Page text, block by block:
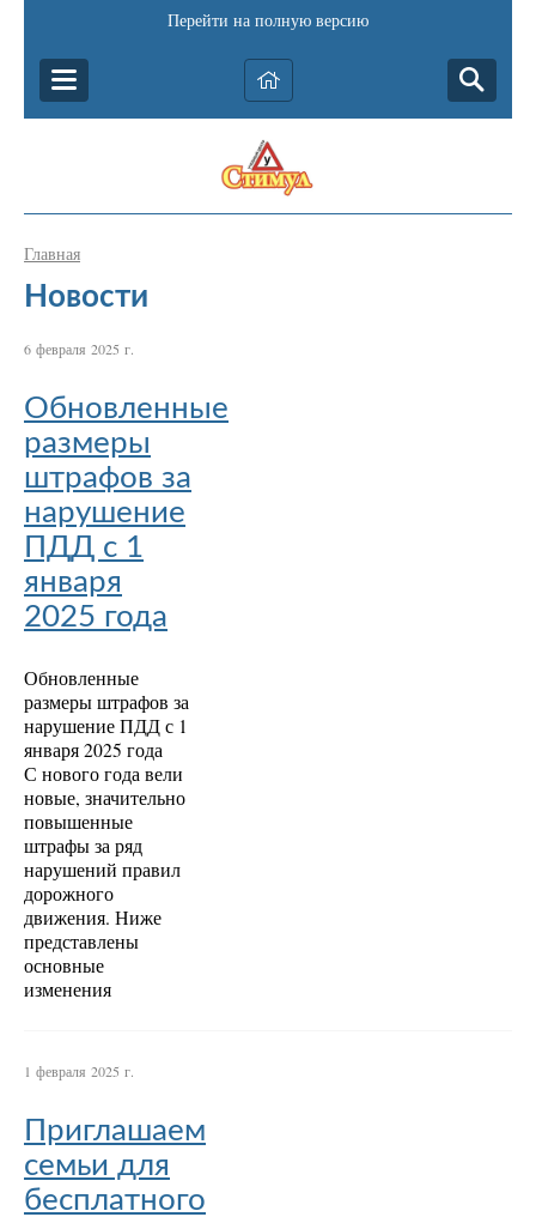
Перейти на полную версию
Главная
Новости
6 февраля 2025 г.
Обновленные
размеры
штрафов за
нарушение
ПДД с 1
января
2025 года
Обновленные
размеры штрафов за
нарушение ПДД с 1
января 2025 года
С нового года вели
новые, значительно
повышенные
штрафы за ряд
нарушений правил
дорожного
движения. Ниже
представлены
основные
изменения
1 февраля 2025 г.
Приглашаем
семьи для
бесплатного